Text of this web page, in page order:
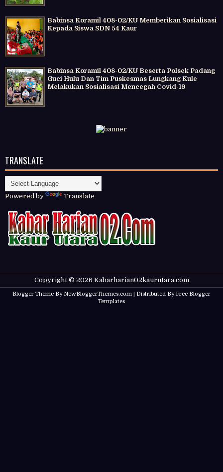
Babinsa Koramil 408-02/KU Memberikan Sosialisasi
Kepada Siswa SDN 54 Kaur
Babinsa Koramil 408-02/KU Beserta Polsek Padang
Guci Hulu Dan Tim Puskesmas Lungkang Kule
Melakukan Sosialisasi Mencegah Covid-19
TRANSLATE
Powered by Translate
Copyright © 2026 Kabarharian02kaurutara.com
Blogger Theme By NewBloggerThemes.com | Distributed ByFree Blogger
Templates